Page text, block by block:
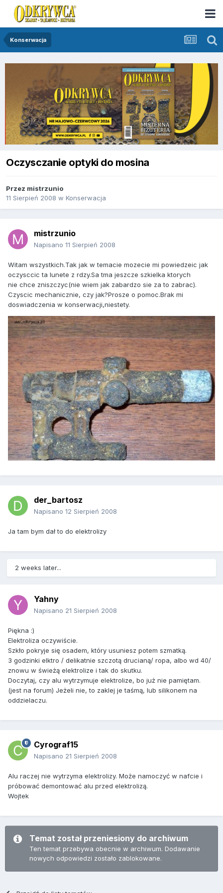
Konserwacja
Oczysczanie optyki do mosina
Przez mistrzunio
11 Sierpień 2008 w Konserwacja
mistrzunio
Napisano 11 Sierpień 2008
Witam wszystkich.Tak jak w temacie mozecie mi powiedzeic jak
oczysccic ta lunete z rdzy.Sa tma jeszcze szkielka ktorych
nie chce zniszczyc(nie wiem jak zabardzo sie za to zabrac).
Czyscic mechanicznie, czy jak?Prosze o pomoc.Brak mi
doswiadczenia w konserwacji,niestety.
der_bartosz
Napisano 12 Sierpień 2008
Ja tam bym dał to do elektrolizy
2 weeks later...
Yahny
Napisano 21 Sierpień 2008
Piękna :)
Elektroliza oczywiście.
Szkło pokryje się osadem, który usuniesz potem szmatką.
3 godzinki elktro / delikatnie szczotą drucianą/ ropa, albo wd 40/
znowu w świeżą elektrolize i tak do skutku.
Doczytaj, czy alu wytrzymuje elektrolize, bo już nie pamiętam.
(jest na forum) Jeżeli nie, to zaklej je taśmą, lub silikonem na
oddzielaczu.
Cyrograf15
Napisano 21 Sierpień 2008
Alu raczej nie wytrzyma elektrolizy. Może namoczyć w nafcie i
próbować demontować alu przed elektrolizą.
Wojtek
Temat został przeniesiony do archiwum
Ten temat przebywa obecnie w archiwum. Dodawanie
nowych odpowiedzi zostało zablokowane.